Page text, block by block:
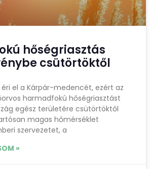
hőségriasztás
csütörtöktől
el a Kárpár-medencét, ezért az
harmadfokú hőségriasztást
egész területére csütörtöktől
magas hőmérséklet
szervezetet, a
»